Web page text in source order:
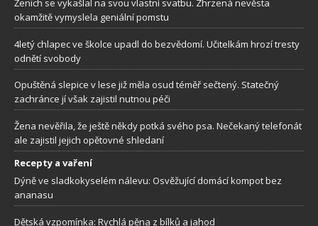
Ženich se vykašlal na svou vlastní svatbu. Zhrzená nevěsta
okamžitě vymyslela geniální pomstu
4letý chlapec ve školce upadl do bezvědomí. Učitelkám hrozí tresty
odnětí svobody
Opuštěná slepice v lese již měla osud téměř sečtený. Statečný
zachránce jí však zajistil nutnou péči
Žena nevěřila, že ještě někdy potká svého psa. Nečekaný telefonát
ale zajistil jejich opětovné shledaní
Recepty a vaření
Dýně ve sladkokyselém nálevu: Osvěžující domácí kompot bez
ananasu
Dětská vzpomínka: Rychlá pěna z bílků a jahod